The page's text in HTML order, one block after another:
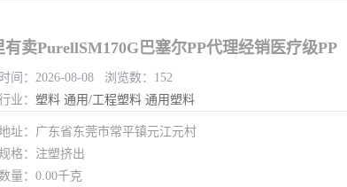
有卖PurellSM170G巴塞尔PP代理经销医疗级PP
间：2026-08-08 浏览数：152
业： 塑料 通用/工程塑料 通用塑料
址：广东省东莞市常平镇元江元村
格：注塑挤出
量：0.00千克